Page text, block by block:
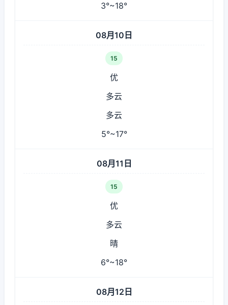
3°~18°
08月10日
15
优
多云
多云
5°~17°
08月11日
15
优
多云
晴
6°~18°
08月12日